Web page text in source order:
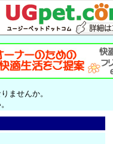
ませんか。